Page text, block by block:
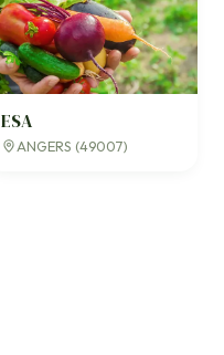
ESA
ANGERS (49007)